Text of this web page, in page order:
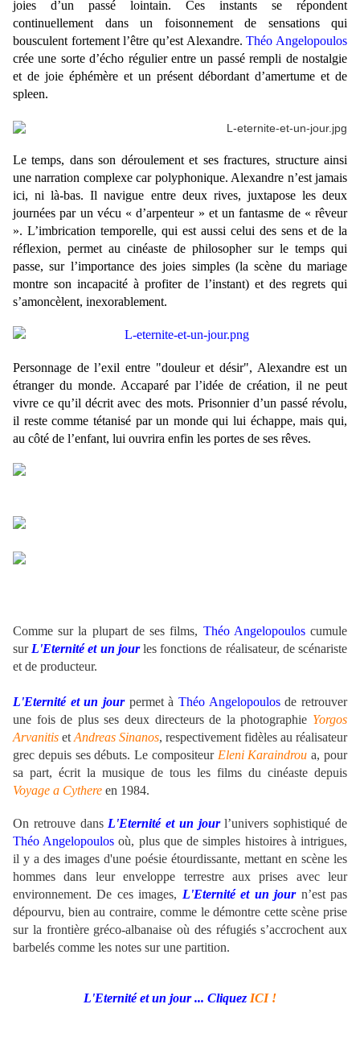
joies d’un passé lointain. Ces instants se répondent
continuellement dans un foisonnement de sensations qui
bousculent fortement l’être qu’est Alexandre. Théo Angelopoulos
crée une sorte d’écho régulier entre un passé rempli de nostalgie
et de joie éphémère et un présent débordant d’amertume et de
spleen.
Le temps, dans son déroulement et ses fractures, structure ainsi
une narration complexe car polyphonique. Alexandre n’est jamais
ici, ni là-bas. Il navigue entre deux rives, juxtapose les deux
journées par un vécu « d’arpenteur » et un fantasme de « rêveur
». L’imbrication temporelle, qui est aussi celui des sens et de la
réflexion, permet au cinéaste de philosopher sur le temps qui
passe, sur l’importance des joies simples (la scène du mariage
montre son incapacité à profiter de l’instant) et des regrets qui
s’amoncèlent, inexorablement.
Personnage de l’exil entre "douleur et désir", Alexandre est un
étranger du monde. Accaparé par l’idée de création, il ne peut
vivre ce qu’il décrit avec des mots. Prisonnier d’un passé révolu,
il reste comme tétanisé par un monde qui lui échappe, mais qui,
au côté de l’enfant, lui ouvrira enfin les portes de ses rêves.
Comme sur la plupart de ses films, Théo Angelopouloscumule
sur L'Eternité et un jourles fonctions de réalisateur, de scénariste
et de producteur.
L'Eternité et un jourpermet à Théo Angelopoulosde retrouver
une fois de plus ses deux directeurs de la photographie Yorgos
Arvanitis et Andreas Sinanos, respectivement fidèles au réalisateur
grec depuis ses débuts. Le compositeur Eleni Karaindrou a, pour
sa part, écrit la musique de tous les films du cinéaste depuis
Voyage a Cythere en 1984.
On retrouve dans L'Eternité et un jour l’univers sophistiqué de
Théo Angelopoulos où, plus que de simples histoires à intrigues,
il y a des images d'une poésie étourdissante, mettant en scène les
hommes dans leur enveloppe terrestre aux prises avec leur
environnement. De ces images, L'Eternité et un jour n’est pas
dépourvu, bien au contraire, comme le démontre cette scène prise
sur la frontière gréco-albanaise où des réfugiés s’accrochent aux
barbelés comme les notes sur une partition.
L'Eternité et un jour ... Cliquez ICI !